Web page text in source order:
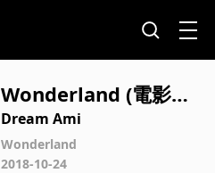
Wonderland (電影
「OZ Land 教你笑容
的魔法」主題曲)
Dream Ami
Wonderland
2018-10-24